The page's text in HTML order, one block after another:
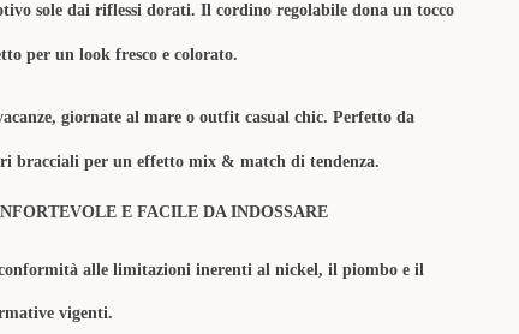
sole dai riflessi dorati. Il cordino regolabile dona un tocco
per un look fresco e colorato.
giornate al mare o outfit casual chic. Perfetto da
bracciali per un effetto mix & match di tendenza.
E FACILE DA INDOSSARE
alle limitazioni inerenti al nickel, il piombo e il
vigenti.